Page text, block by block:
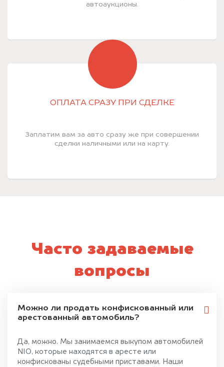
автоаукционы.
ОПЛАТА СРАЗУ ПРИ СДЕЛКЕ
Заплатим вам за авто сразу же при совершении
сделки наличными или на карту.
Часто задаваемые
вопросы
Можно ли продать конфискованный или
арестованный автомобиль?
Да, можно. Мы занимаемся выкупом автомобилей
NIO, которые находятся в аресте или
конфискованы судебными приставами. Наши